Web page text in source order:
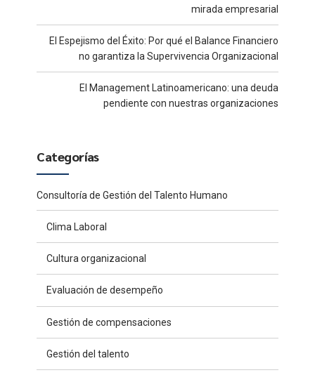
mirada empresarial
El Espejismo del Éxito: Por qué el Balance Financiero
no garantiza la Supervivencia Organizacional
El Management Latinoamericano: una deuda
pendiente con nuestras organizaciones
Categorías
Consultoría de Gestión del Talento Humano
Clima Laboral
Cultura organizacional
Evaluación de desempeño
Gestión de compensaciones
Gestión del talento